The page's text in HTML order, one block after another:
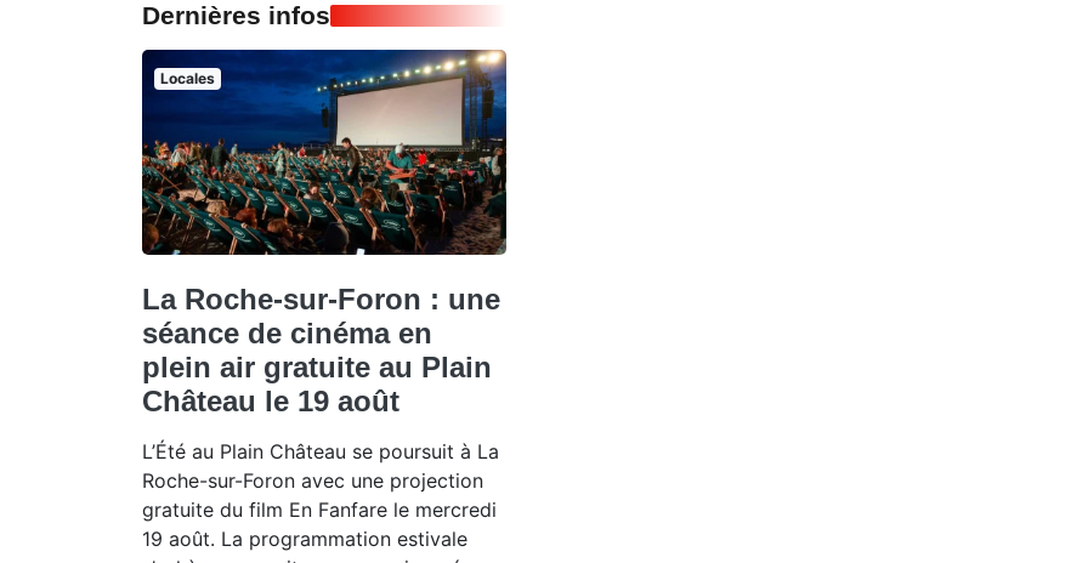
Dernières infos
Locales
La Roche-sur-Foron : une
séance de cinéma en
plein air gratuite au Plain
Château le 19 août
L’Été au Plain Château se poursuit à La
Roche-sur-Foron avec une projection
gratuite du film En Fanfare le mercredi
19 août. La programmation estivale